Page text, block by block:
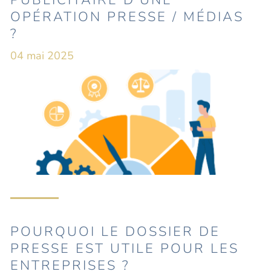
OPÉRATION PRESSE / MÉDIAS
?
04 mai 2025
POURQUOI LE DOSSIER DE
PRESSE EST UTILE POUR LES
ENTREPRISES ?